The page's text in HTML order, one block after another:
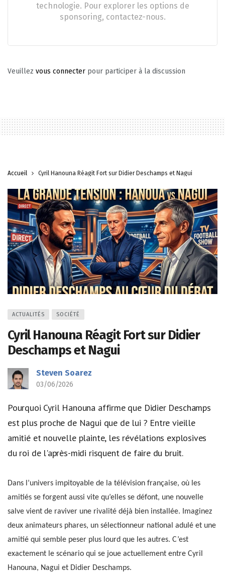
technologie. Pour explorer les options de
sponsoring, contactez-nous.
Veuillez vous connecter pour participer à la discussion
Accueil Cyril Hanouna Réagit Fort sur Didier Deschamps et Nagui
ACTUALITÉS SOCIÉTÉ
Cyril Hanouna Réagit Fort sur Didier
Deschamps et Nagui
Steven Soarez
03/06/2026
Pourquoi Cyril Hanouna affirme que Didier Deschamps
est plus proche de Nagui que de lui ? Entre vieille
amitié et nouvelle plainte, les révélations explosives
du roi de l'après-midi risquent de faire du bruit.
Dans l’univers impitoyable de la télévision française, où les
amitiés se forgent aussi vite qu’elles se défont, une nouvelle
salve vient de raviver une rivalité déjà bien installée. Imaginez
deux animateurs phares, un sélectionneur national adulé et une
amitié qui semble peser plus lourd que les autres. C’est
exactement le scénario qui se joue actuellement entre Cyril
Hanouna, Nagui et Didier Deschamps.